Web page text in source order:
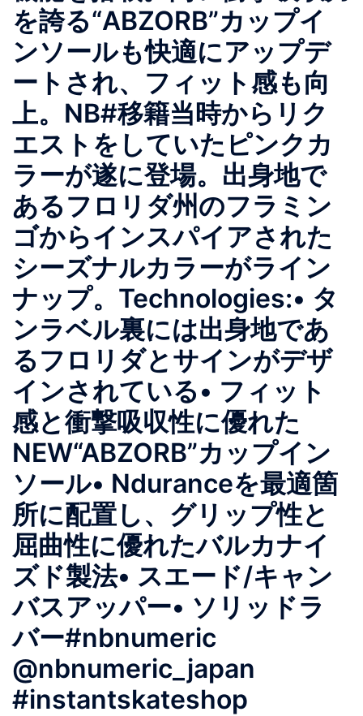
を誇る“ABZORB”カップイ
ンソールも快適にアップデ
ートされ、フィット感も向
上。NB#移籍当時からリク
エストをしていたピンクカ
ラーが遂に登場。出身地で
あるフロリダ州のフラミン
ゴからインスパイアされた
シーズナルカラーがライン
ナップ。Technologies:• タ
ンラベル裏には出⾝地であ
るフロリダとサインがデザ
インされている• フィット
感と衝撃吸収性に優れた
NEW“ABZORB”カップイン
ソール• Nduranceを最適箇
所に配置し、グリップ性と
屈曲性に優れたバルカナイ
ズド製法• スエード/キャン
バスアッパー• ソリッドラ
バー#nbnumeric
@nbnumeric_japan
#instantskateshop